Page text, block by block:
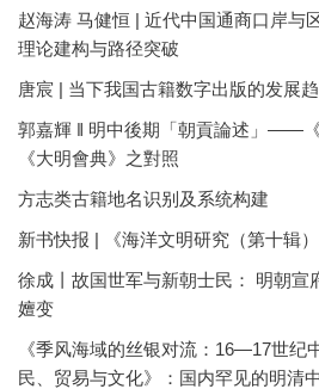
赵海涛 马健恒 | 近代中国通商口岸与
理论建构与路径突破
唐宸 | 当下我国古籍数字出版的发展
郭嘉輝 ‖ 明中後期「朝貢論述」——
《大明會典》之對照
方志类古籍地名识别及系统构建
新书快报 | 《海洋文明研究（第十辑）
徐成丨故国世军与新朝士民： 明朝宣
嬗变
《季风海域的丝银对流：16—17世纪
民、贸易与文化》：国内罕见的明清